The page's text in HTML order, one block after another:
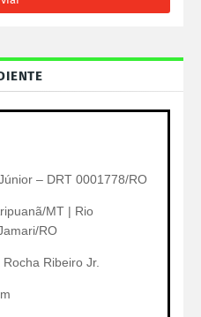
– DRT 0001778/RO
MT | Rio
RO
Ribeiro Jr.